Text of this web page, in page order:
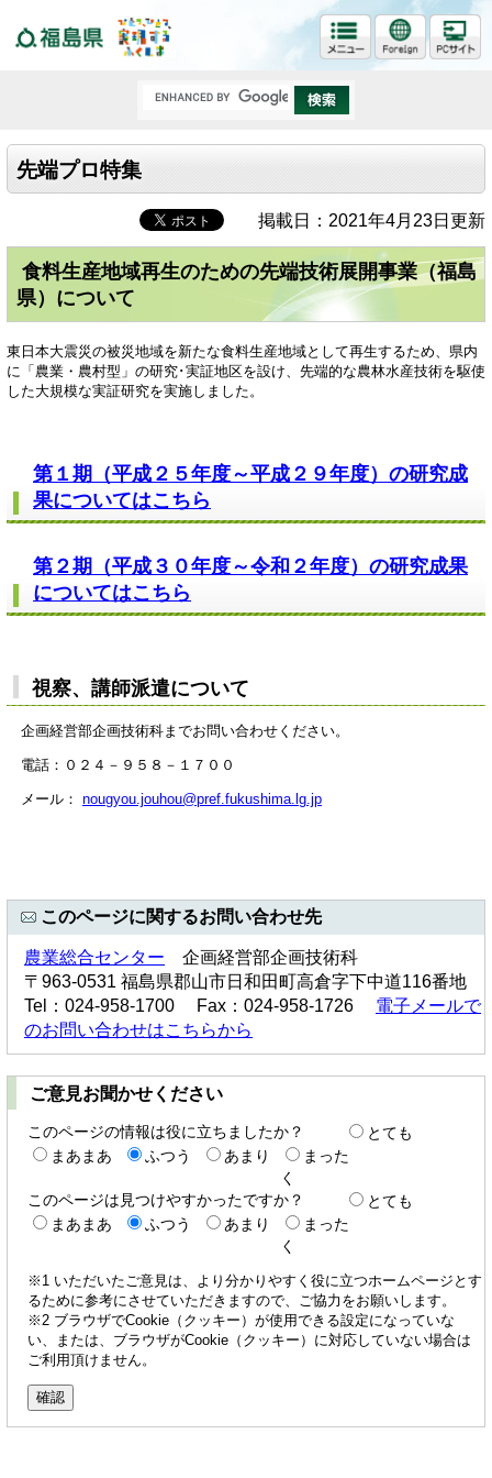
先端プロ特集
掲載日：2021年4月23日更新
食料生産地域再生のための先端技術展開事業（福島
県）について
東日本大震災の被災地域を新たな食料生産地域として再生するため、県内
に「農業・農村型」の研究･実証地区を設け、先端的な農林水産技術を駆使
した大規模な実証研究を実施しました。
第１期（平成２５年度～平成２９年度）の研究成
果についてはこちら
第２期（平成３０年度～令和２年度）の研究成果
についてはこちら
視察、講師派遣について
企画経営部企画技術科までお問い合わせください。
電話：０２４－９５８－１７００
メール： nougyou.jouhou@pref.fukushima.lg.jp
このページに関するお問い合わせ先
農業総合センター 企画経営部企画技術科
〒963-0531 福島県郡山市日和田町高倉字下中道116番地
Tel：024-958-1700 Fax：024-958-1726 電子メールで
のお問い合わせはこちらから
ご意見お聞かせください
このページの情報は役に立ちましたか？
とても
まあまあ
ふつう あまり
まった
く
このページは見つけやすかったですか？
とても
まあまあ
ふつう あまり
まった
く
※1 いただいたご意見は、より分かりやすく役に立つホームページとす
るために参考にさせていただきますので、ご協力をお願いします。
※2 ブラウザでCookie（クッキー）が使用できる設定になっていな
い、または、ブラウザがCookie（クッキー）に対応していない場合は
ご利用頂けません。